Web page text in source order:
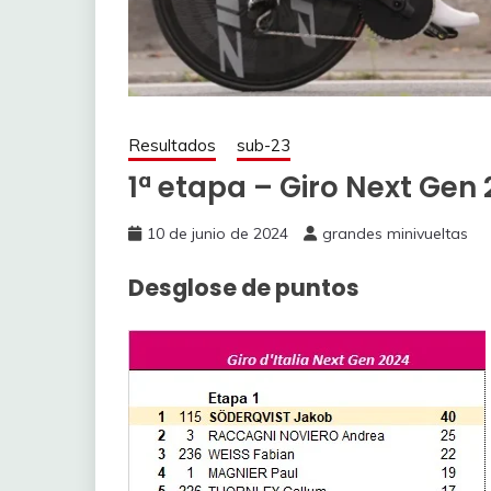
Resultados sub-23
1ª etapa – Giro Next Gen
10 de junio de 2024 grandes minivueltas
Desglose de puntos